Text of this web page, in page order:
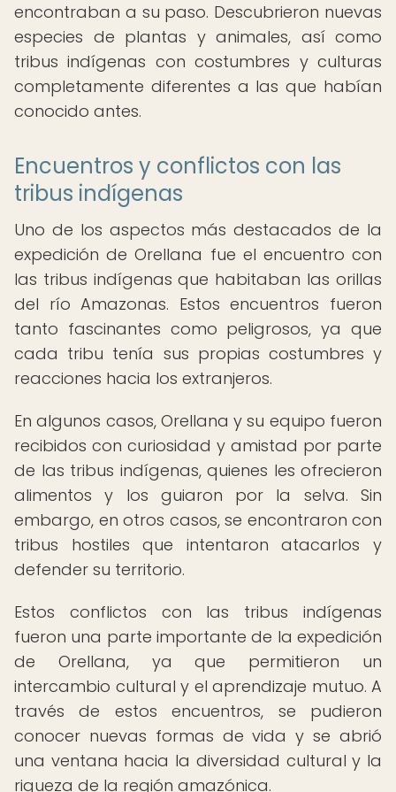
encontraban a su paso. Descubrieron nuevas
especies de plantas y animales, así como
tribus indígenas con costumbres y culturas
completamente diferentes a las que habían
conocido antes.
Encuentros y conflictos con las
tribus indígenas
Uno de los aspectos más destacados de la
expedición de Orellana fue el encuentro con
las tribus indígenas que habitaban las orillas
del río Amazonas. Estos encuentros fueron
tanto fascinantes como peligrosos, ya que
cada tribu tenía sus propias costumbres y
reacciones hacia los extranjeros.
En algunos casos, Orellana y su equipo fueron
recibidos con curiosidad y amistad por parte
de las tribus indígenas, quienes les ofrecieron
alimentos y los guiaron por la selva. Sin
embargo, en otros casos, se encontraron con
tribus hostiles que intentaron atacarlos y
defender su territorio.
Estos conflictos con las tribus indígenas
fueron una parte importante de la expedición
de Orellana, ya que permitieron un
intercambio cultural y el aprendizaje mutuo. A
través de estos encuentros, se pudieron
conocer nuevas formas de vida y se abrió
una ventana hacia la diversidad cultural y la
riqueza de la región amazónica.